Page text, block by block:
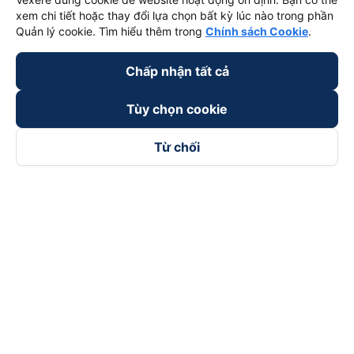
xem chi tiết hoặc thay đổi lựa chọn bất kỳ lúc nào trong phần
Quản lý cookie. Tìm hiểu thêm trong Chính sách Cookie.
Chấp nhận tất cả
Tùy chọn cookie
Từ chối